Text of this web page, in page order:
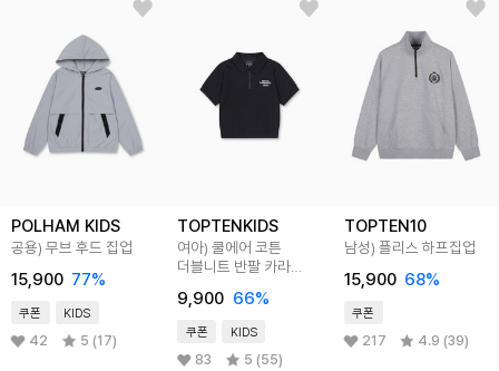
POLHAM KIDS
공용) 무브 후드 집업
15,900 77%
쿠폰 KIDS
42 5 (17)
TOPTENKIDS
여아) 쿨에어 코튼
더블니트 반팔 카라
9,900 66%
쿠폰 KIDS
83 5 (55)
TOPTEN10
남성) 플리스 하프집업
15,900 68%
쿠폰
217 4.9 (39)